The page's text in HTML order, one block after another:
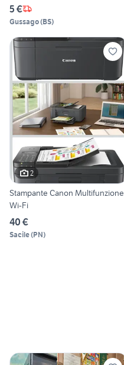
5 €
Gussago(BS)
2
Stampante Canon Multifunzione
Wi-Fi
40 €
Sacile(PN)